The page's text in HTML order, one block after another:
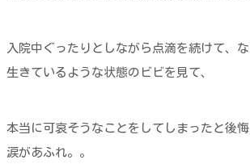
入院中ぐったりとしながら点滴を続けて、
生きているような状態のビビを見て、
本当に可哀そうなことをしてしまったと後
涙があふれ。。